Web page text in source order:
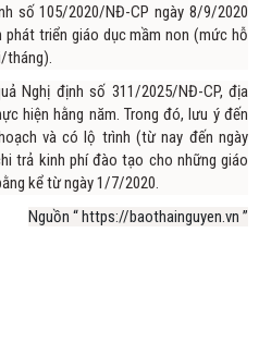
số 105/2020/NĐ-CP ngày 8/9/2020
phát triển giáo dục mầm non (mức hỗ
tháng).
Nghị định số 311/2025/NĐ-CP, địa
hiện hằng năm. Trong đó, lưu ý đến
và có lộ trình (từ nay đến ngày
trả kinh phí đào tạo cho những giáo
kể từ ngày 1/7/2020.
Nguồn “ https://baothainguyen.vn ”